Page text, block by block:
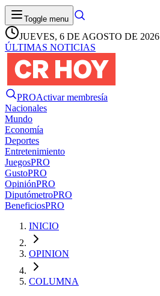
Toggle menu
JUEVES, 6 DE AGOSTO DE 2026
ÚLTIMAS NOTICIAS
PROActivar membresía
Nacionales
Mundo
Economía
Deportes
Entretenimiento
JuegosPRO
GustoPRO
OpiniónPRO
DiputómetroPRO
BeneficiosPRO
INICIO
OPINION
COLUMNA